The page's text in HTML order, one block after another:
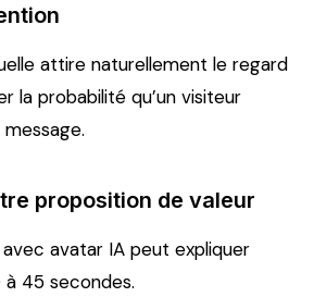
attire naturellement le regard
la probabilité qu’un visiteur
proposition de valeur
avatar IA peut expliquer
45 secondes.